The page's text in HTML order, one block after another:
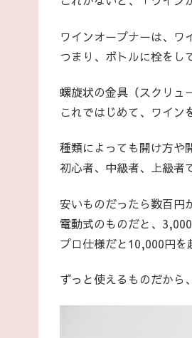
ワインオープナーは、ワ
つまり、ボトルに栓をし
螺旋状の金具（スクリュ
これではじめて、ワイン
種類によっても開け方や
初心者、中級者、上級者
安いものだったら数百円
電動式のものだと、
プロ仕様だと10,000円を
ずっと使えるものだから